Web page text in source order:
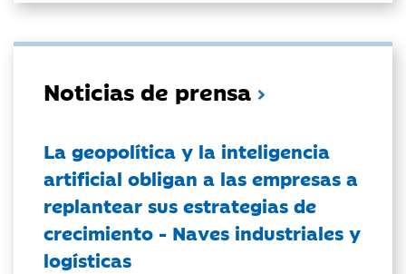
Noticias de prensa
La geopolítica y la inteligencia
artificial obligan a las empresas a
replantear sus estrategias de
crecimiento - Naves industriales y
logísticas